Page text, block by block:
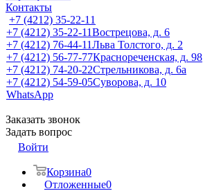
Контакты
+7 (4212) 35-22-11
+7 (4212) 35-22-11Вострецова, д. 6
+7 (4212) 76-44-11Льва Толстого, д. 2
+7 (4212) 56-77-77Краснореченская, д. 98
+7 (4212) 74-20-22Стрельникова, д. 6а
+7 (4212) 54-59-05Суворова, д. 10
WhatsApp
Заказать звонок
Задать вопрос
Войти
Корзина0
Отложенные0